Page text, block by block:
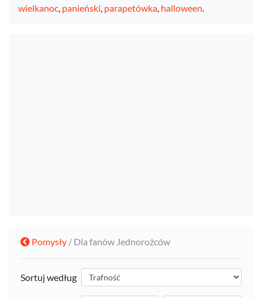
wielkanoc, panieński, parapetówka, halloween.
Pomysły / Dla fanów Jednorożców
Sortuj według